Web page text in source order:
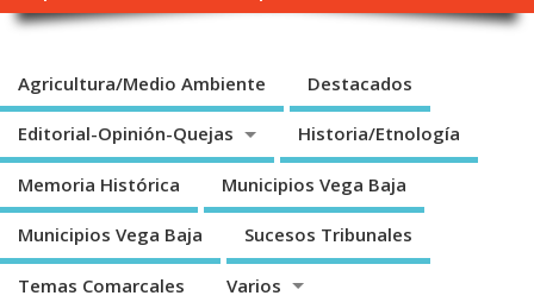
Agricultura/Medio Ambiente Destacados
Editorial-Opinión-Quejas Historia/Etnología
Memoria Histórica Municipios Vega Baja
Municipios Vega Baja Sucesos Tribunales
Temas Comarcales Varios